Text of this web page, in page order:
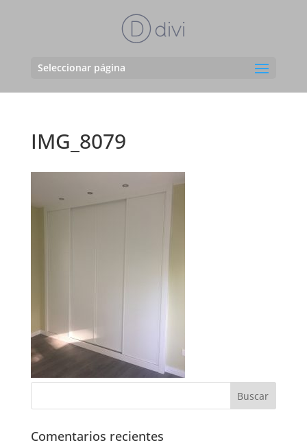
Seleccionar página
IMG_8079
Comentarios recientes